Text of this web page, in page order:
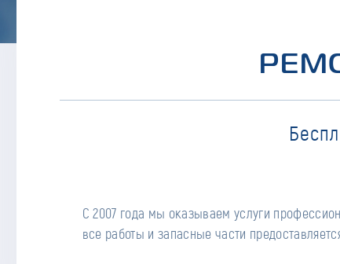
С 2007 года мы оказываем услуги
все работы и запасные части